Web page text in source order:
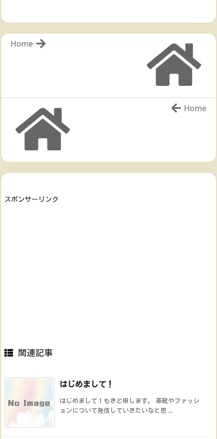
Home
Home
スポンサーリンク
関連記事
はじめまして！
はじめまして！もきと申します。 革靴やファッシ
ョンについて発信していきたいなと思 ...